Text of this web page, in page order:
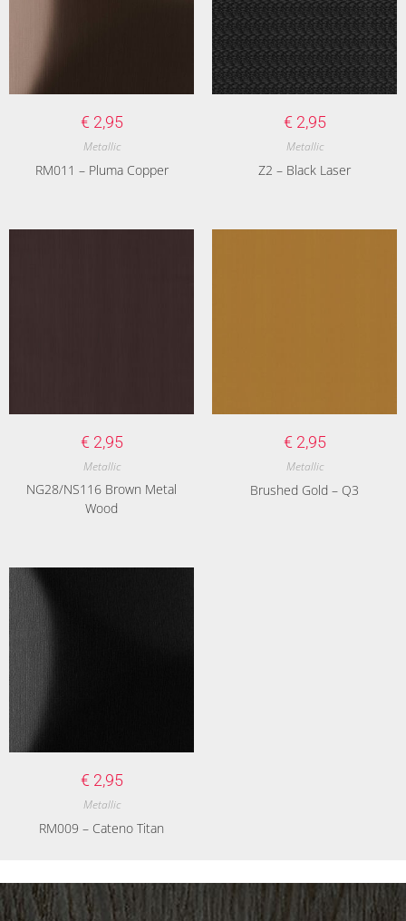
€ 2,95
Metallic
RM011 – Pluma Copper
€ 2,95
Metallic
Z2 – Black Laser
€ 2,95
Metallic
NG28/NS116 Brown Metal
Wood
€ 2,95
Metallic
Brushed Gold – Q3
€ 2,95
Metallic
RM009 – Cateno Titan